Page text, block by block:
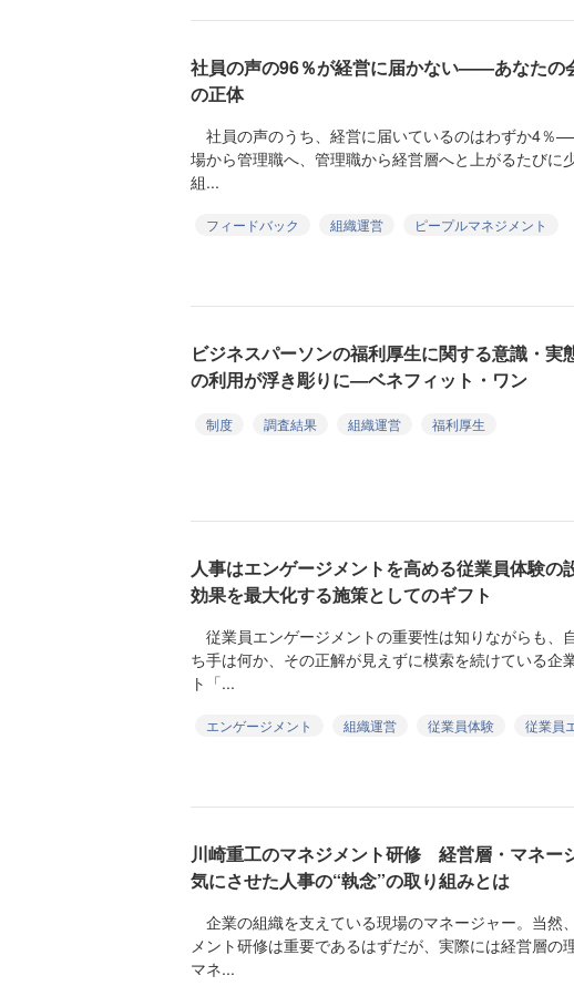
社員の声の96％が経営に届かない——あなたの
の正体
社員の声のうち、経営に届いているのはわずか4％
場から管理職へ、管理職から経営層へと上がるたびに
組...
フィードバック 組織運営
ピープルマネジメント
ビジネスパーソンの福利厚生に関する意識・
の利用が浮き彫りに—ベネフィット・ワン
制度 調査結果 組織運営
福利厚生
人事はエンゲージメントを高める従業員体験の
効果を最大化する施策としてのギフト
従業員エンゲージメントの重要性は知りながらも、
ち手は何か、その正解が見えずに模索を続けている企
ト「...
エンゲージメント 組織運営 従業員体験
従業員
川崎重工のマネジメント研修 経営層・マネー
気にさせた人事の“執念”の取り組みとは
企業の組織を支えている現場のマネージャー。当然
メント研修は重要であるはずだが、実際には経営層の
マネ...